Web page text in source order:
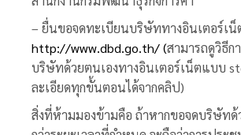
– ยื่นขอจดทะเบียนบริษัททางอินเตอร์เน็
http://www.dbd.go.th/(สามารถดูวิธีก
บริษัทด้วยตนเองทางอินเตอร์เน็ตแบบ
ละเอียดทุกขั้นตอนได้จากคลิป)
สิ่งที่ห้ามมองข้ามคือ ถ้าหากขอจดบริษัทด้